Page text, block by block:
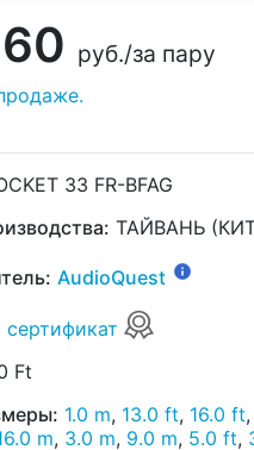
руб./за пару
33 FR-BFAG
ТАЙВАНЬ
AudioQuest
Ft
1.0 m, 13.0 ft, 16.0 ft,
m, 3.0 m, 9.0 m, 5.0 ft,